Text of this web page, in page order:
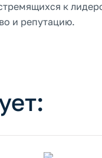
к
и репутацию.